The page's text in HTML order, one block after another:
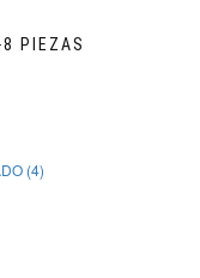
8 PIEZAS